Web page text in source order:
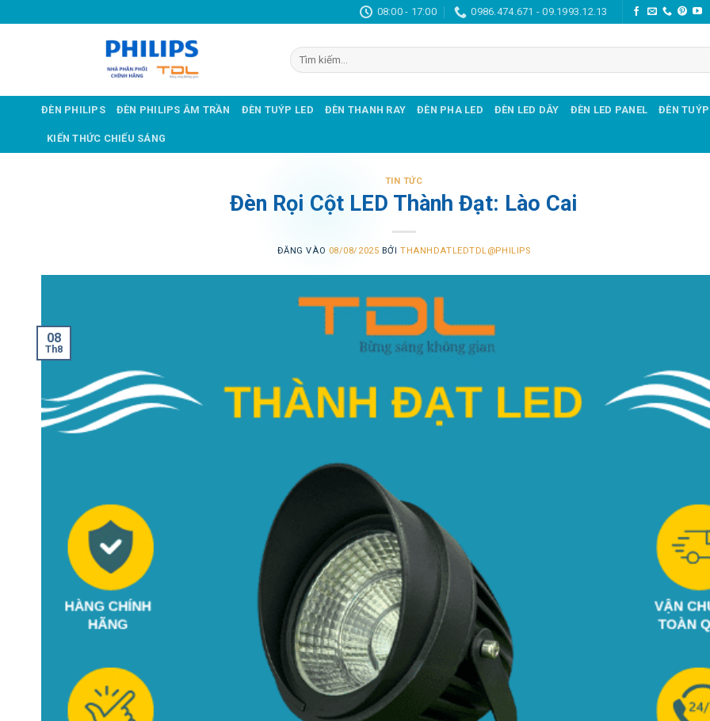
qua
08:00 - 17:00 0986.474.671 - 09.1993.12.13
Tìm
kiếm:
ĐÈN PHILIPS ĐÈN PHILIPS ÂM TRẦN ĐÈN TUÝP LED ĐÈN THANH RAY ĐÈN PHA LED ĐÈN LED DÂY ĐÈN LED PANEL ĐÈN
KIẾN THỨC CHIẾU SÁNG
TIN TỨC
Đèn Rọi Cột LED Thành Đạt: Lào Cai
ĐĂNG VÀO 08/08/2025 BỞITHANHDATLEDTDL@PHILIPS
08
Th8